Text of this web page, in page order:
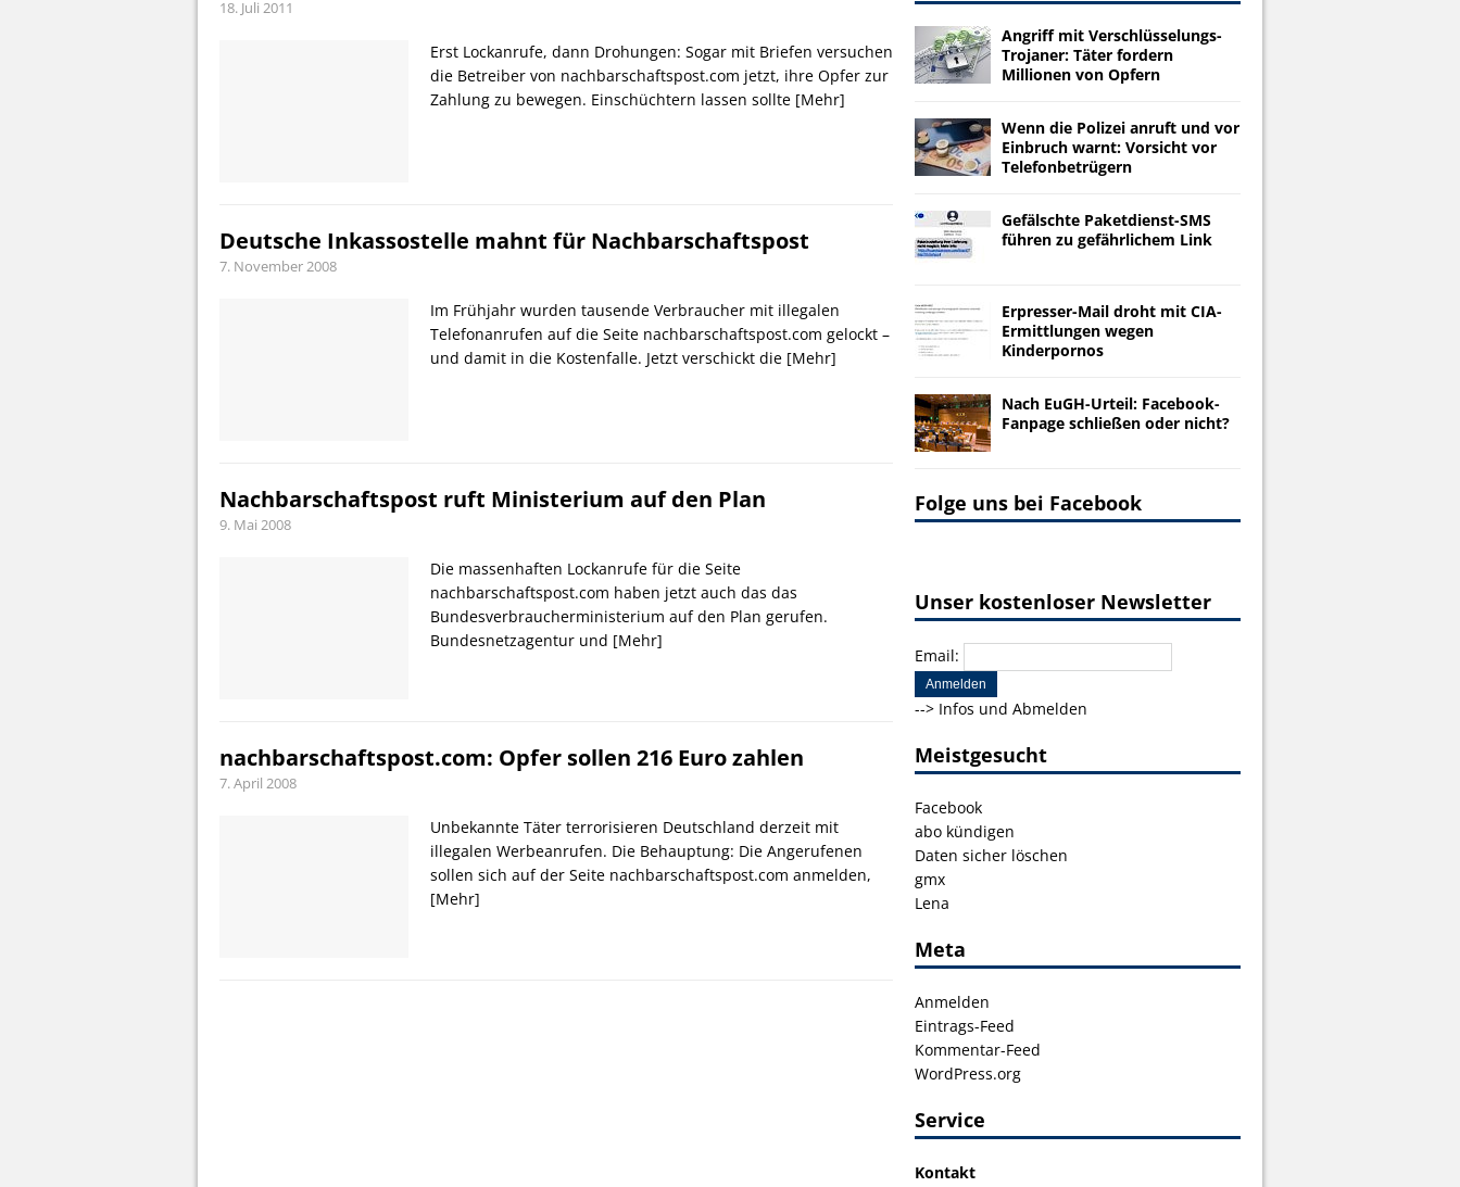
18. Juli 2011
Erst Lockanrufe, dann Drohungen: Sogar mit Briefen versuchen
die Betreiber von nachbarschaftspost.com jetzt, ihre Opfer zur
Zahlung zu bewegen. Einschüchtern lassen sollte [Mehr]
Deutsche Inkassostelle mahnt für Nachbarschaftspost
7. November 2008
Im Frühjahr wurden tausende Verbraucher mit illegalen
Telefonanrufen auf die Seite nachbarschaftspost.com gelockt –
und damit in die Kostenfalle. Jetzt verschickt die [Mehr]
Nachbarschaftspost ruft Ministerium auf den Plan
9. Mai 2008
Die massenhaften Lockanrufe für die Seite
nachbarschaftspost.com haben jetzt auch das das
Bundesverbraucherministerium auf den Plan gerufen.
Bundesnetzagentur und [Mehr]
nachbarschaftspost.com: Opfer sollen 216 Euro zahlen
7. April 2008
Unbekannte Täter terrorisieren Deutschland derzeit mit
illegalen Werbeanrufen. Die Behauptung: Die Angerufenen
sollen sich auf der Seite nachbarschaftspost.com anmelden,
[Mehr]
Angriff mit Verschlüsselungs-
Trojaner: Täter fordern
Millionen von Opfern
Wenn die Polizei anruft und vor
Einbruch warnt: Vorsicht vor
Telefonbetrügern
Gefälschte Paketdienst-SMS
führen zu gefährlichem Link
Erpresser-Mail droht mit CIA-
Ermittlungen wegen
Kinderpornos
Nach EuGH-Urteil: Facebook-
Fanpage schließen oder nicht?
Folge uns bei Facebook
Unser kostenloser Newsletter
Email:
--> Infos und Abmelden
Meistgesucht
Facebook
abo kündigen
Daten sicher löschen
gmx
Lena
Meta
Anmelden
Eintrags-Feed
Kommentar-Feed
WordPress.org
Service
Kontakt